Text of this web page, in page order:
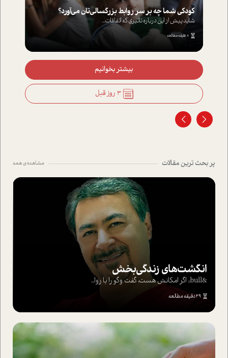
کودکی شما چه بر سر روابط بزرگسالی‌تان می‌آورد؟
شاید پیش از این درباره تاثیری که اتفاقات...
8 دقیقه مطالعه
بیشتر بخوانیم
3 روز قبل
پر بحث ترین مقالات مشاهده ی همه
انگشت‌های‌ زندگی‌بخش
&bull; اگر امکانش هست، گفت وگو را با روا...
29 دقیقه مطالعه